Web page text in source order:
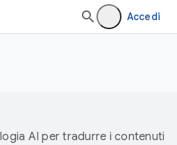
Accedi
AI per tradurre i contenuti